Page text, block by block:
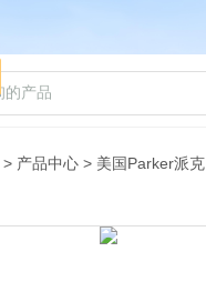
> 产品中心 > 美国Parker派克